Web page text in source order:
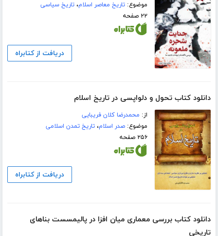
موضوع:تاریخ معاصر اسلام،تاریخ سیاسی
۲۲ صفحه
دریافت از کتابراه
دانلود کتاب تحول و دلواپسی در تاریخ اسلام
از: محمدرضا کلان فریبایی
موضوع:صدر اسلام،تاریخ تمدن اسلامی
۲۵۶ صفحه
دریافت از کتابراه
دانلود کتاب بررسی معماری میان افزا در پالیمسست بناهای
تاریخی